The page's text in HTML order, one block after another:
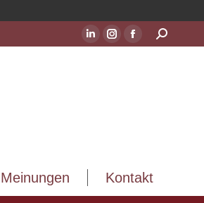
LinkedIn
geöffnet
Instagram
geöffnet
Facebook
geöffnet
Suchen:
Meinungen Kontakt
Meinungen Kontakt